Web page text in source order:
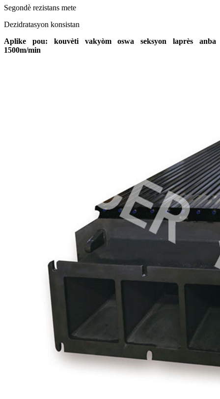
Segondè rezistans mete
Dezidratasyon konsistan
Aplike pou: kouvèti vakyòm oswa seksyon laprès anba
1500m/min